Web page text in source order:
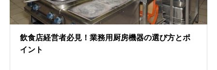
飲食店経営者必見！業務用厨房機器の選び方とポ
イント